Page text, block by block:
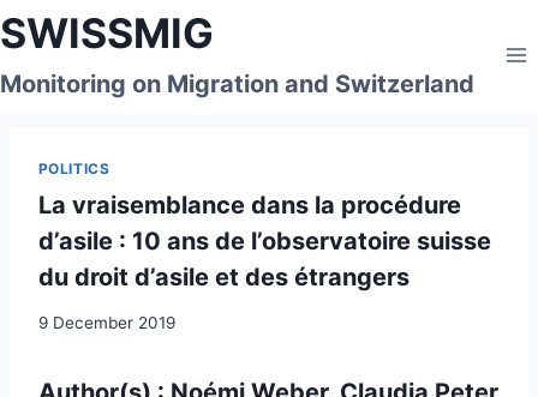
Skip
to
content
SWISSMIG
Monitoring on Migration and Switzerland
POLITICS
La vraisemblance dans la procédure
d’asile : 10 ans de l’observatoire suisse
du droit d’asile et des étrangers
9 December 2019